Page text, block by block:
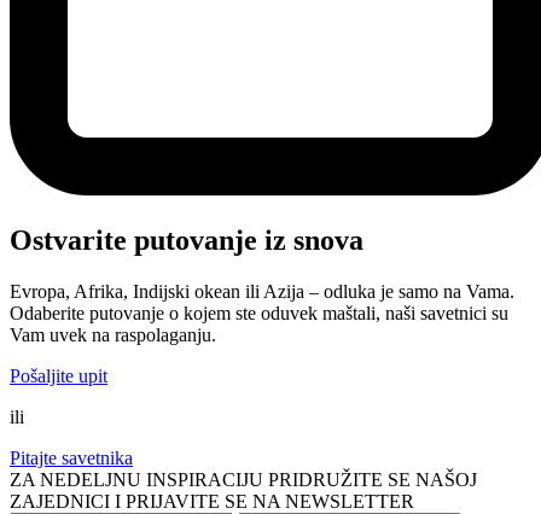
Ostvarite putovanje iz snova
Evropa, Afrika, Indijski okean ili Azija – odluka je samo na Vama.
Odaberite putovanje o kojem ste oduvek maštali, naši savetnici su
Vam uvek na raspolaganju.
Pošaljite upit
ili
Pitajte savetnika
ZA NEDELJNU INSPIRACIJU PRIDRUŽITE SE NAŠOJ
ZAJEDNICI I PRIJAVITE SE NA NEWSLETTER